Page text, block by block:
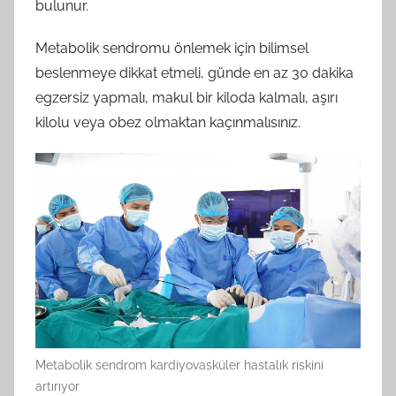
bulunur.
Metabolik sendromu önlemek için bilimsel
beslenmeye dikkat etmeli, günde en az 30 dakika
egzersiz yapmalı, makul bir kiloda kalmalı, aşırı
kilolu veya obez olmaktan kaçınmalısınız.
Metabolik sendrom kardiyovasküler hastalık riskini
artırıyor